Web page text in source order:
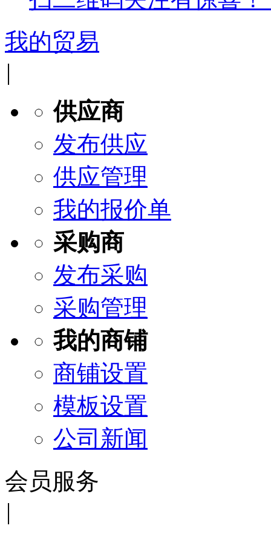
我的贸易
|
供应商
发布供应
供应管理
我的报价单
采购商
发布采购
采购管理
我的商铺
商铺设置
模板设置
公司新闻
会员服务
|